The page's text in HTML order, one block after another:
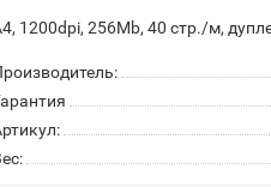
1200dpi, 256Mb, 40 стр./м,